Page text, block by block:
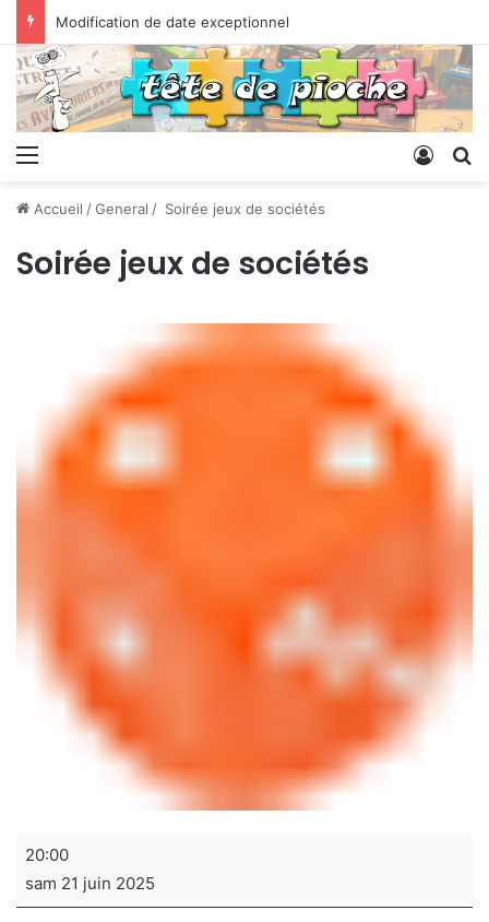
Modification de date exceptionnel
Menu
Accueil /General / Soirée jeux de sociétés
Soirée jeux de sociétés
Soirée
de
20:00
sam 21 juin 2025